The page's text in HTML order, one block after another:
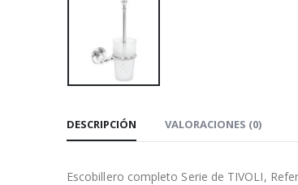
DESCRIPCIÓN VALORACIONES (0)
Escobillero completo Serie de TIVOLI,